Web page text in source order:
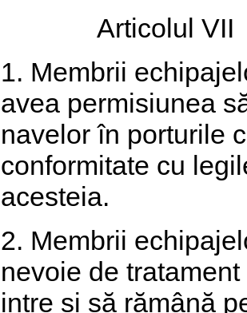
Articolul VII
1. Membrii
avea permisiunea
navelor în porturile
conformitate cu
acesteia.
2. Membrii
nevoie de
intre și să rămână